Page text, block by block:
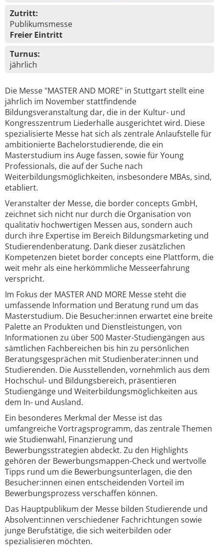
Zutritt:
Publikumsmesse
Freier Eintritt
Turnus:
jährlich
Die Messe "MASTER AND MORE" in Stuttgart stellt eine
jährlich im November stattfindende
Bildungsveranstaltung dar, die in der Kultur- und
Kongresszentrum Liederhalle ausgerichtet wird. Diese
spezialisierte Messe hat sich als zentrale Anlaufstelle für
ambitionierte Bachelorstudierende, die ein
Masterstudium ins Auge fassen, sowie für Young
Professionals, die auf der Suche nach
Weiterbildungsmöglichkeiten, insbesondere MBAs, sind,
etabliert.
Veranstalter der Messe, die border concepts GmbH,
zeichnet sich nicht nur durch die Organisation von
qualitativ hochwertigen Messen aus, sondern auch
durch ihre Expertise im Bereich Bildungsmarketing und
Studierendenberatung. Dank dieser zusätzlichen
Kompetenzen bietet border concepts eine Plattform, die
weit mehr als eine herkömmliche Messeerfahrung
verspricht.
Im Fokus der MASTER AND MORE Messe steht die
umfassende Information und Beratung rund um das
Masterstudium. Die Besucher:innen erwartet eine breite
Palette an Produkten und Dienstleistungen, von
Informationen zu über 500 Master-Studiengängen aus
sämtlichen Fachbereichen bis hin zu persönlichen
Beratungsgesprächen mit Studienberater:innen und
Studierenden. Die Ausstellenden, vornehmlich aus dem
Hochschul- und Bildungsbereich, präsentieren
Studiengänge und Weiterbildungsmöglichkeiten aus
dem In- und Ausland.
Ein besonderes Merkmal der Messe ist das
umfangreiche Vortragsprogramm, das zentrale Themen
wie Studienwahl, Finanzierung und
Bewerbungsstrategien abdeckt. Zu den Highlights
gehören der Bewerbungsmappen-Check und wertvolle
Tipps rund um die Bewerbungsunterlagen, die den
Besucher:innen einen entscheidenden Vorteil im
Bewerbungsprozess verschaffen können.
Das Hauptpublikum der Messe bilden Studierende und
Absolvent:innen verschiedener Fachrichtungen sowie
junge Berufstätige, die sich weiterbilden oder
spezialisieren möchten.